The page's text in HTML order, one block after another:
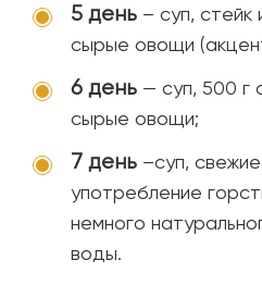
5 день – суп, стейк
сырые овощи
6 день — суп, 500 г
сырые овощи;
7 день –суп,
употребление
немного
воды.